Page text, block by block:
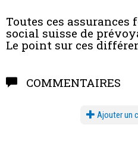
Toutes ces
social suisse de
Le point sur ces
COMMENTAIRES
Ajouter un